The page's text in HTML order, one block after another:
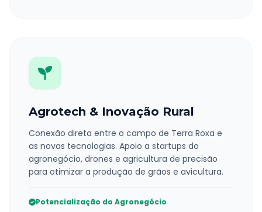
Agrotech & Inovação Rural
Conexão direta entre o campo de Terra Roxa e
as novas tecnologias. Apoio a startups do
agronegócio, drones e agricultura de precisão
para otimizar a produção de grãos e avicultura.
Potencialização do Agronegócio